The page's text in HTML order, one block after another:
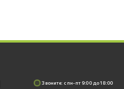
Звоните: c пн-пт 9:00 до 18:00